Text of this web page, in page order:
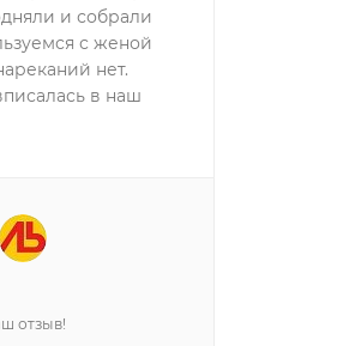
и собрали
с женой
нет.
в наш
отзыв!